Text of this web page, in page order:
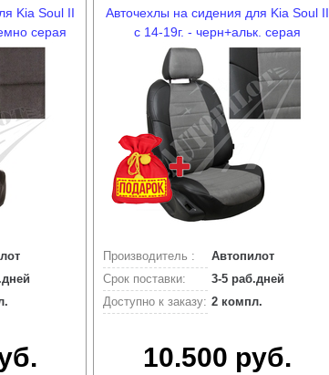
Kia Soul II
серая
Авточехлы на сидения для Kia Soul II
с 14-19г. - черн+альк. серая
Производитель :
Автопилот
Срок поставки:
3-5 раб.дней
Доступно к заказу: 2 компл.
10.500 руб.